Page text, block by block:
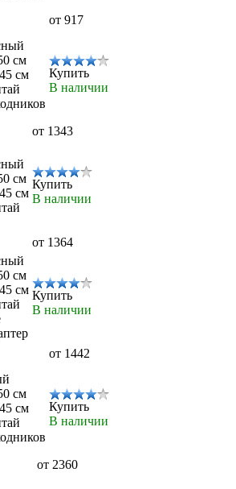
от 917
см
см
Купить
В наличии
от 1343
см
см
Купить
В наличии
от 1364
см
см Купить
В наличии
от 1442
см
см
Купить
В наличии
от 2360